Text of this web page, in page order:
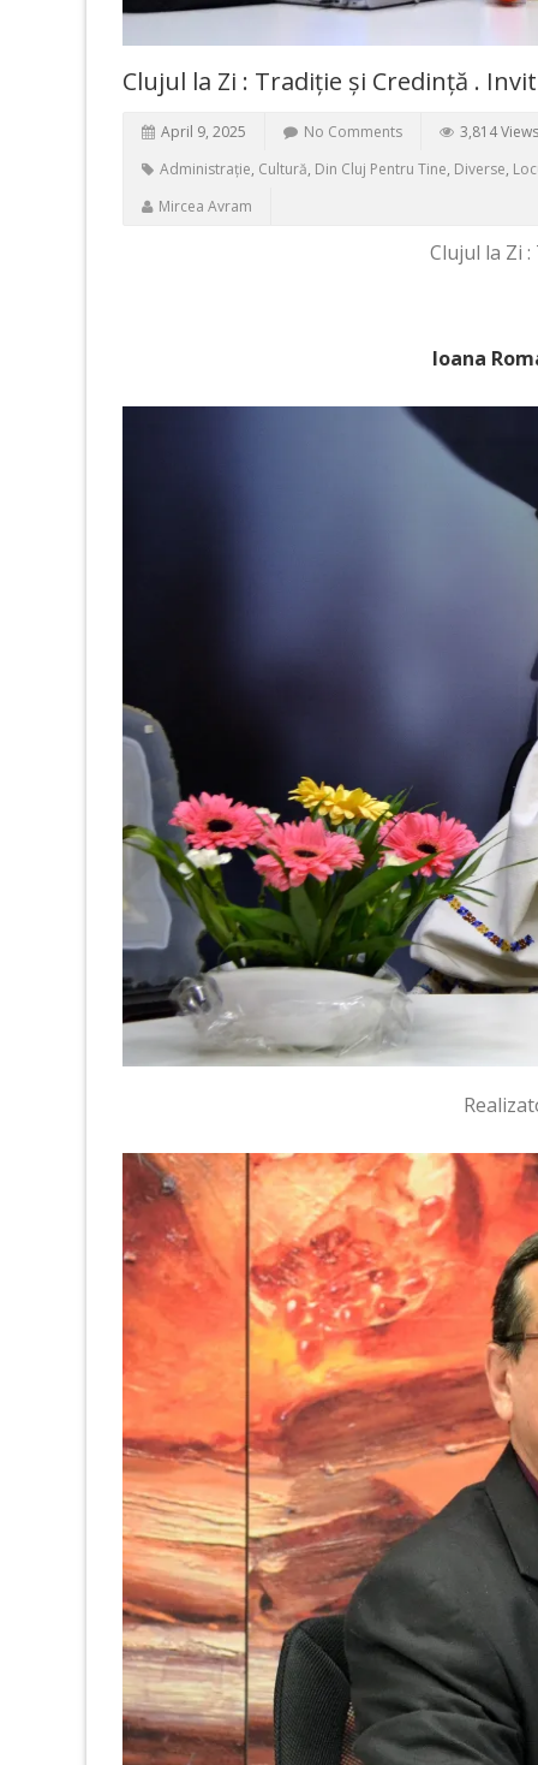
Clujul la Zi : Tradiție și Credință .
April 9, 2025 No Comments
3,814 Views
Administrație, Cultură, Din Cluj Pentru Tine, Diverse,
Mircea Avram
Clujul la Zi
Ioana